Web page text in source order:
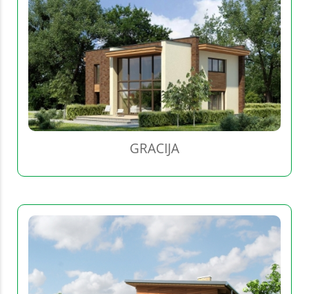
GRACIJA